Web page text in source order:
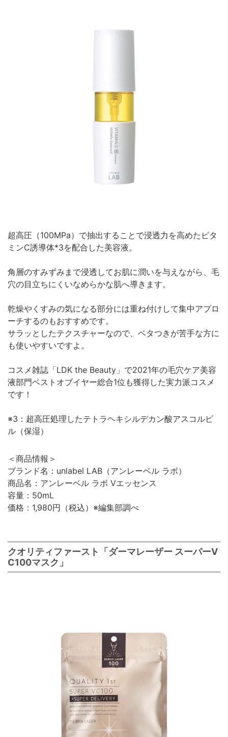
超高圧（100MPa）で抽出することで浸透力を高めたビタ
ミンC誘導体*3を配合した美容液。
角層のすみずみまで浸透してお肌に潤いを与えながら、毛
穴の目立ちにくいなめらかな肌へ導きます。
乾燥やくすみの気になる部分には重ね付けして集中アプロ
ーチするのもおすすめです。
サラッとしたテクスチャーなので、ベタつきが苦手な方に
も使いやすいですよ。
コスメ雑誌「LDK the Beauty」で2021年の毛穴ケア美容
液部門ベストオブイヤー総合1位も獲得した実力派コスメ
です！
※3：超高圧処理したテトラヘキシルデカン酸アスコルビ
ル（保湿）
＜商品情報＞
ブランド名：unlabel LAB（アンレーベル ラボ）
商品名：アンレーベル ラボ Vエッセンス
容量：50mL
価格：1,980円（税込）※編集部調べ
クオリティファースト「ダーマレーザー スーパーV
C100マスク」